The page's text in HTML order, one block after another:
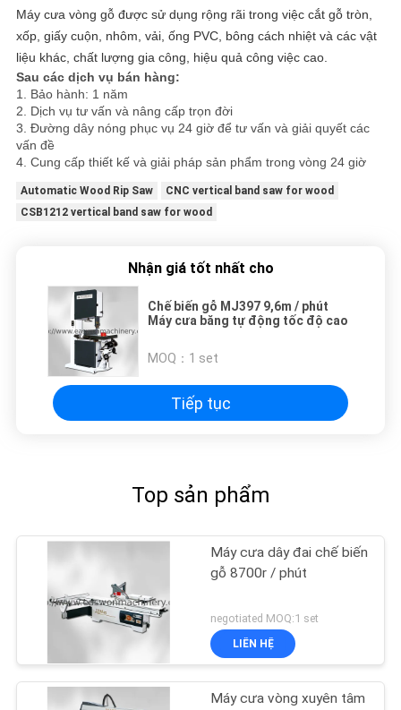
Máy cưa vòng gỗ được sử dụng rộng rãi trong việc cắt gỗ tròn,
xốp, giấy cuộn, nhôm, vải, ống PVC, bông cách nhiệt và các vật
liệu khác, chất lượng gia công, hiệu quả công việc cao.
Sau các dịch vụ bán hàng:
1. Bảo hành: 1 năm
2. Dịch vụ tư vấn và nâng cấp trọn đời
3. Đường dây nóng phục vụ 24 giờ để tư vấn và giải quyết các
vấn đề
4. Cung cấp thiết kế và giải pháp sản phẩm trong vòng 24 giờ
Automatic Wood Rip Saw
CNC vertical band saw for wood
CSB1212 vertical band saw for wood
Nhận giá tốt nhất cho
Chế biến gỗ MJ397 9,6m / phút
Máy cưa băng tự động tốc độ cao
MOQ： 1 set
Tiếp tục
Top sản phẩm
Máy cưa dây đai chế biến
gỗ 8700r / phút
negotiated MOQ:1 set
LIÊN HỆ
Máy cưa vòng xuyên tâm